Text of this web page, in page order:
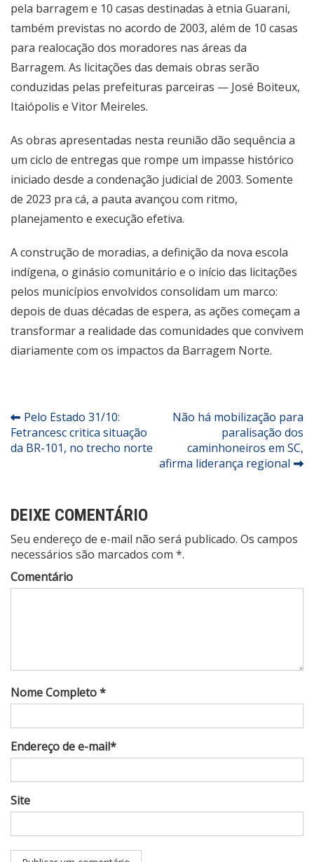
pela barragem e 10 casas destinadas à etnia Guarani,
também previstas no acordo de 2003, além de 10 casas
para realocação dos moradores nas áreas da
Barragem. As licitações das demais obras serão
conduzidas pelas prefeituras parceiras — José Boiteux,
Itaiópolis e Vitor Meireles.
As obras apresentadas nesta reunião dão sequência a
um ciclo de entregas que rompe um impasse histórico
iniciado desde a condenação judicial de 2003. Somente
de 2023 pra cá, a pauta avançou com ritmo,
planejamento e execução efetiva.
A construção de moradias, a definição da nova escola
indígena, o ginásio comunitário e o início das licitações
pelos municípios envolvidos consolidam um marco:
depois de duas décadas de espera, as ações começam a
transformar a realidade das comunidades que convivem
diariamente com os impactos da Barragem Norte.
Navegação
de
Pelo Estado 31/10:
Fetrancesc critica situação
da BR-101, no trecho norte
Não há mobilização para
paralisação dos
caminhoneiros em SC,
afirma liderança regional
DEIXE COMENTÁRIO
Seu endereço de e-mail não será publicado. Os campos
necessários são marcados com *.
Comentário
Nome Completo *
Endereço de e-mail*
Site